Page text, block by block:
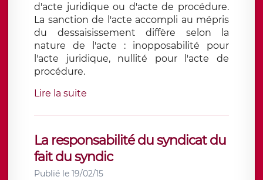
d'acte juridique ou d'acte de procédure.
La sanction de l'acte accompli au mépris
du dessaisissement diffère selon la
nature de l'acte : inopposabilité pour
l'acte juridique, nullité pour l'acte de
procédure.
Lire la suite
La responsabilité du syndicat du
fait du syndic
Publié le 19/02/15